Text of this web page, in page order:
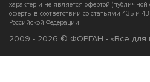
характер и не является офертой
оферты в соответствии со статьями 435 и
Российской Федерации
2009 - 2026 © ФОРГАН - «Все для